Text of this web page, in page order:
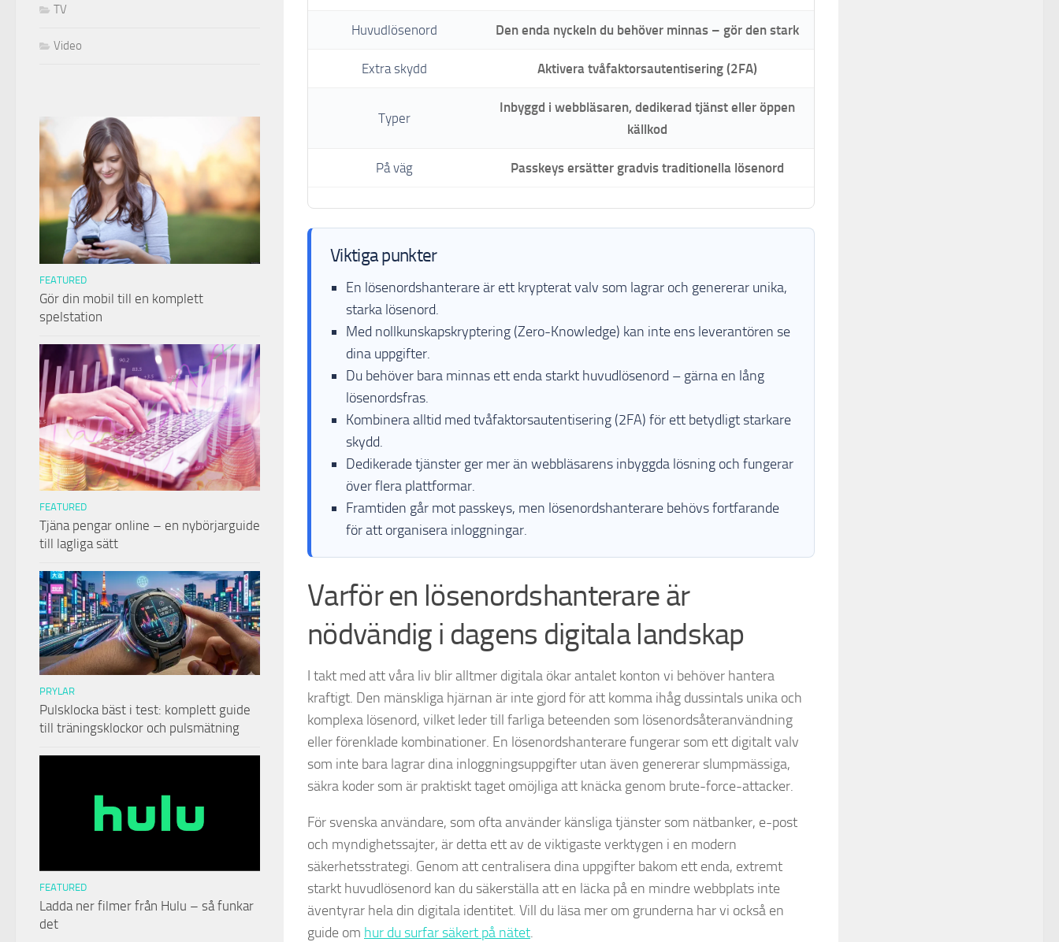
Huvudlösenord Den enda nyckeln du behöver minnas – gör den stark
Extra skydd Aktivera tvåfaktorsautentisering (2FA)
Typer
Inbyggd i webbläsaren, dedikerad tjänst eller öppen
källkod
På väg Passkeys ersätter gradvis traditionella lösenord
Viktiga punkter
En lösenordshanterare är ett krypterat valv som lagrar och genererar unika,
starka lösenord.
Med nollkunskapskryptering (Zero-Knowledge) kan inte ens leverantören se
dina uppgifter.
Du behöver bara minnas ett enda starkt huvudlösenord – gärna en lång
lösenordsfras.
Kombinera alltid med tvåfaktorsautentisering (2FA) för ett betydligt starkare
skydd.
Dedikerade tjänster ger mer än webbläsarens inbyggda lösning och fungerar
över flera plattformar.
Framtiden går mot passkeys, men lösenordshanterare behövs fortfarande
för att organisera inloggningar.
Varför en lösenordshanterare är
nödvändig i dagens digitala landskap
I takt med att våra liv blir alltmer digitala ökar antalet konton vi behöver hantera
kraftigt. Den mänskliga hjärnan är inte gjord för att komma ihåg dussintals unika och
komplexa lösenord, vilket leder till farliga beteenden som lösenordsåteranvändning
eller förenklade kombinationer. En lösenordshanterare fungerar som ett digitalt valv
som inte bara lagrar dina inloggningsuppgifter utan även genererar slumpmässiga,
säkra koder som är praktiskt taget omöjliga att knäcka genom brute-force-attacker.
För svenska användare, som ofta använder känsliga tjänster som nätbanker, e-post
och myndighetssajter, är detta ett av de viktigaste verktygen i en modern
säkerhetsstrategi. Genom att centralisera dina uppgifter bakom ett enda, extremt
starkt huvudlösenord kan du säkerställa att en läcka på en mindre webbplats inte
äventyrar hela din digitala identitet. Vill du läsa mer om grunderna har vi också en
guide om hur du surfar säkert på nätet.
TV
Video
FEATURED
Gör din mobil till en komplett
spelstation
FEATURED
Tjäna pengar online – en nybörjarguide
till lagliga sätt
PRYLAR
Pulsklocka bäst i test: komplett guide
till träningsklockor och pulsmätning
FEATURED
Ladda ner filmer från Hulu – så funkar
det